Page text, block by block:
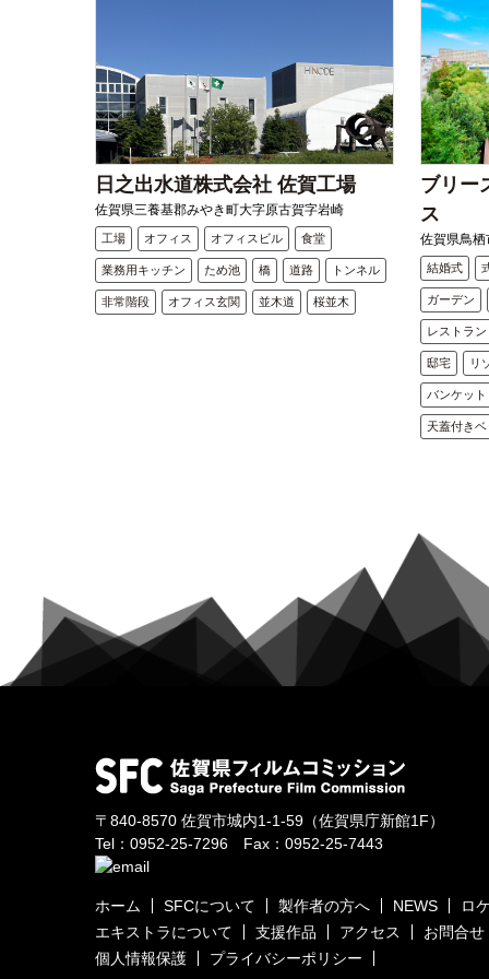
日之出水道株式会社 佐賀工場
佐賀県三養基郡みやき町大字原古賀字岩崎
工場 オフィス オフィスビル 食堂
業務用キッチン ため池 橋 道路 トンネル
非常階段 オフィス玄関 並木道 桜並木
ブリー
ス
佐賀県鳥
結婚式
ガーデン
レストラン
邸宅 リ
バンケット
天蓋付き
〒840-8570 佐賀市城内1-1-59 （佐賀県庁新館1F）
Tel： 0952-25-7296 Fax：0952-25-7443
ホーム SFCについて 製作者の方へ NEWS
ロ
エキストラについて
支援作品 アクセス
お問合せ
個人情報保護
プライバシーポリシー